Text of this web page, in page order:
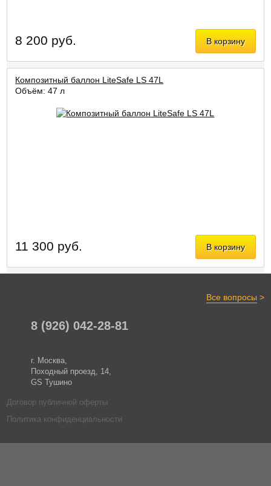
В корзину
8 200 руб.
Композитный баллон LiteSafe LS 47L
Объём: 47 л
В корзину
11 300 руб.
Все вопросы >
8 (926) 042-28-81
г. Москва,
Походный проезд, 14,
GS Тушино
Договор публичной оферты
Политика конфиденциальности